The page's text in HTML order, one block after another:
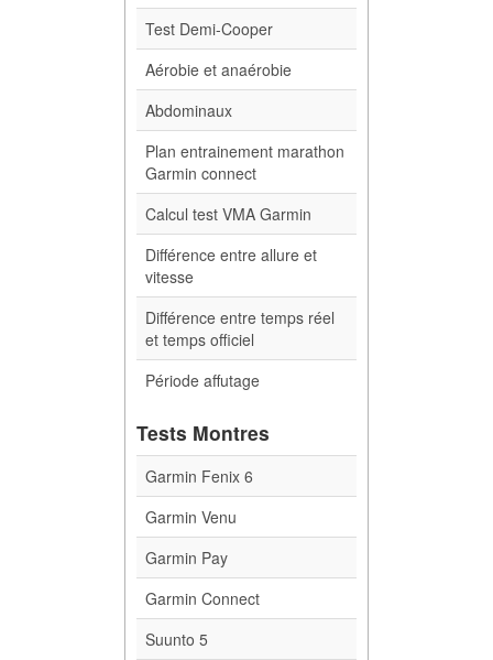
Test Demi-Cooper
Aérobie et anaérobie
Abdominaux
Plan entrainement marathon
Garmin connect
Calcul test VMA Garmin
Différence entre allure et
vitesse
Différence entre temps réel
et temps officiel
Période affutage
Tests Montres
Garmin Fenix 6
Garmin Venu
Garmin Pay
Garmin Connect
Suunto 5